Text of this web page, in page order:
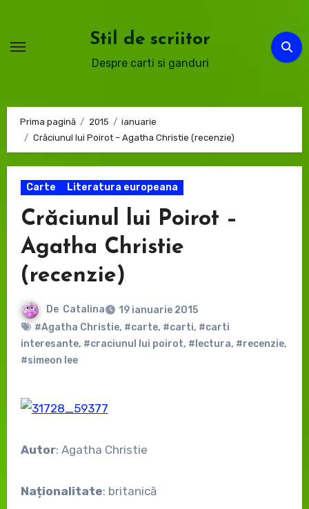
conținut
Stil de scriitor
Despre carti si ganduri
Prima pagină 2015
ianuarie
Crăciunul lui Poirot – Agatha Christie (recenzie)
Carte Literatura europeana
Crăciunul lui Poirot –
Agatha Christie
(recenzie)
De Catalina
19 ianuarie 2015
#Agatha Christie, #carte, #carti, #carti
interesante, #craciunul lui poirot, #lectura, #recenzie,
#simeon lee
Autor: Agatha Christie
Naționalitate: britanică